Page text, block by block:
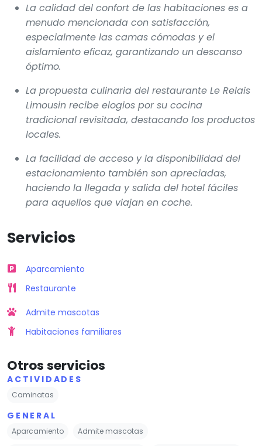
La calidad del confort de las habitaciones es a
menudo mencionada con satisfacción,
especialmente las camas cómodas y el
aislamiento eficaz, garantizando un descanso
óptimo.
La propuesta culinaria del restaurante Le Relais
Limousin recibe elogios por su cocina
tradicional revisitada, destacando los productos
locales.
La facilidad de acceso y la disponibilidad del
estacionamiento también son apreciadas,
haciendo la llegada y salida del hotel fáciles
para aquellos que viajan en coche.
Servicios
Aparcamiento
Restaurante
Admite mascotas
Habitaciones familiares
Otros servicios
ACTIVIDADES
Caminatas
GENERAL
Aparcamiento Admite mascotas